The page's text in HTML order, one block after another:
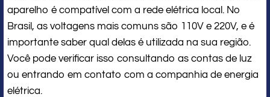
aparelho é compatível com a rede elétrica local. No
Brasil, as voltagens mais comuns são 110V e 220V, e é
importante saber qual delas é utilizada na sua região.
Você pode verificar isso consultando as contas de luz
ou entrando em contato com a companhia de energia
elétrica.